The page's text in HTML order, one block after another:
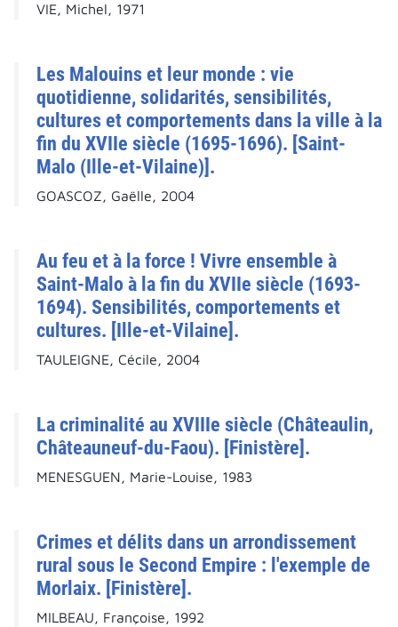
VIE, Michel, 1971
Les Malouins et leur monde : vie
quotidienne, solidarités, sensibilités,
cultures et comportements dans la ville à la
fin du XVIIe siècle (1695-1696). [Saint-
Malo (Ille-et-Vilaine)].
GOASCOZ, Gaëlle, 2004
Au feu et à la force ! Vivre ensemble à
Saint-Malo à la fin du XVIIe siècle (1693-
1694). Sensibilités, comportements et
cultures. [Ille-et-Vilaine].
TAULEIGNE, Cécile, 2004
La criminalité au XVIIIe siècle (Châteaulin,
Châteauneuf-du-Faou). [Finistère].
MENESGUEN, Marie-Louise, 1983
Crimes et délits dans un arrondissement
rural sous le Second Empire : l'exemple de
Morlaix. [Finistère].
MILBEAU, Françoise, 1992